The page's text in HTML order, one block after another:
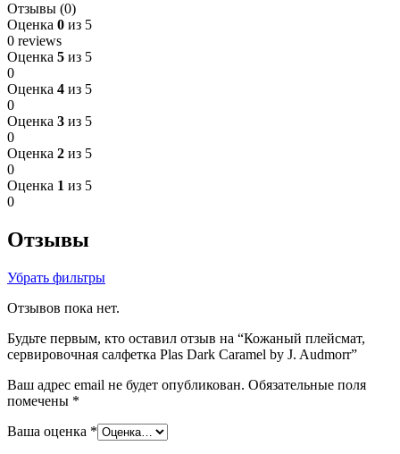
Отзывы (0)
Оценка 0 из 5
0 reviews
Оценка 5 из 5
0
Оценка 4 из 5
0
Оценка 3 из 5
0
Оценка 2 из 5
0
Оценка 1 из 5
0
Отзывы
Убрать фильтры
Отзывов пока нет.
Будьте первым, кто оставил отзыв на “Кожаный плейсмат,
сервировочная салфетка Plas Dark Caramel by J. Audmorr”
Ваш адрес email не будет опубликован. Обязательные поля
помечены *
Ваша оценка *